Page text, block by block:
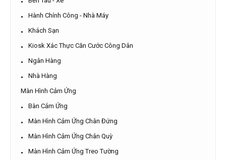
Hành Chính Công - Nhà Máy
Khách Sạn
Kiosk Xác Thực Căn Cước Công Dân
Ngân Hàng
Nhà Hàng
Màn Hình Cảm Ứng
Bàn Cảm Ứng
Màn Hình Cảm Ứng Chân Đứng
Màn Hình Cảm Ứng Chân Quỳ
Màn Hình Cảm Ứng Treo Tường